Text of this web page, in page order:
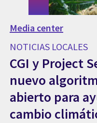
Media center
NOTICIAS LOCALES
CGI y Project
nuevo
abierto para
cambio